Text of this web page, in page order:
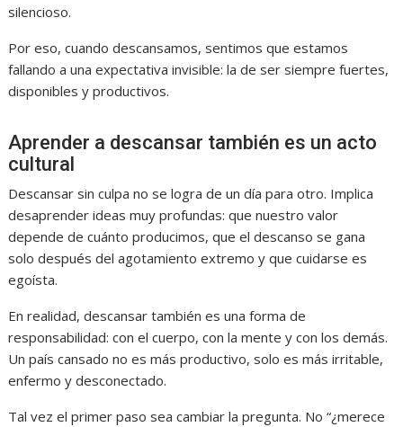
silencioso.
Por eso, cuando descansamos, sentimos que estamos
fallando a una expectativa invisible: la de ser siempre fuertes,
disponibles y productivos.
Aprender a descansar también es un acto
cultural
Descansar sin culpa no se logra de un día para otro. Implica
desaprender ideas muy profundas: que nuestro valor
depende de cuánto producimos, que el descanso se gana
solo después del agotamiento extremo y que cuidarse es
egoísta.
En realidad, descansar también es una forma de
responsabilidad: con el cuerpo, con la mente y con los demás.
Un país cansado no es más productivo, solo es más irritable,
enfermo y desconectado.
Tal vez el primer paso sea cambiar la pregunta. No “¿merece